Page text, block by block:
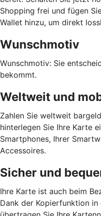
Shopping frei und fügen
Wallet hinzu, um direkt
Wunschmotiv
Wunschmotiv: Sie
bekommt.
Weltweit und
Zahlen Sie weltweit
hinterlegen Sie Ihre Karte
Smartphones, Ihrer
Accessoires.
Sicher und
Ihre Karte ist auch beim
Dank der Kopierfunktion in